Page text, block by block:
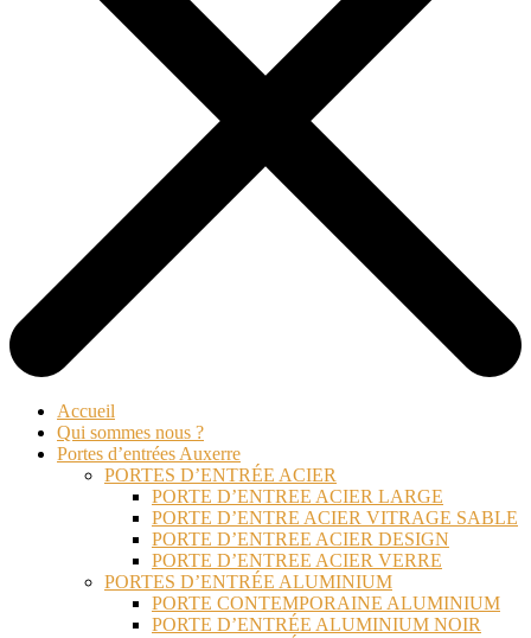
Accueil
Qui sommes nous ?
Portes d’entrées Auxerre
PORTES D’ENTRÉE ACIER
PORTE D’ENTREE ACIER LARGE
PORTE D’ENTRE ACIER VITRAGE SABLE
PORTE D’ENTREE ACIER DESIGN
PORTE D’ENTREE ACIER VERRE
PORTES D’ENTRÉE ALUMINIUM
PORTE CONTEMPORAINE ALUMINIUM
PORTE D’ENTRÉE ALUMINIUM NOIR